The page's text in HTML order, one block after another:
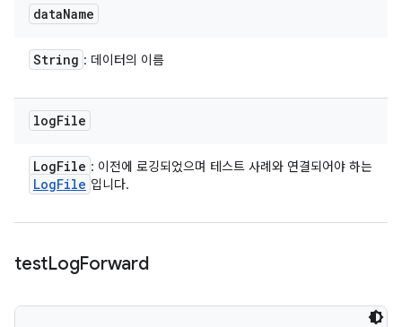
dataName
String : 데이터의 이름
logFile
LogFile : 이전에 로깅되었으며 테스트 사례와 연결되어야 하는
LogFile 입니다.
testLogForward